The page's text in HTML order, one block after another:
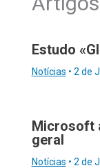
Estudo
Notícias • 2 de
Microsoft
geral
Notícias • 2 de